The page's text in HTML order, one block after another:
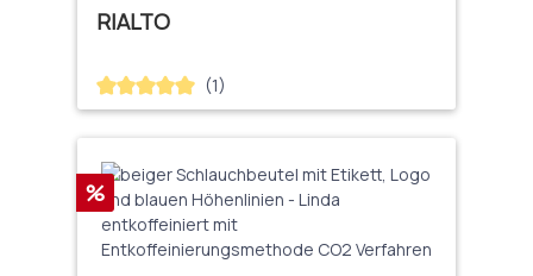
RIALTO
Durchschnittliche Bewertung von 5 von 5 Sternen
(1)
Rabatt
%